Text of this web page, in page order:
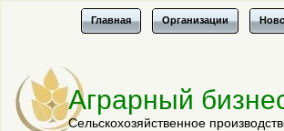
Главная Организации
Аграрный
Сельскохозяйственное